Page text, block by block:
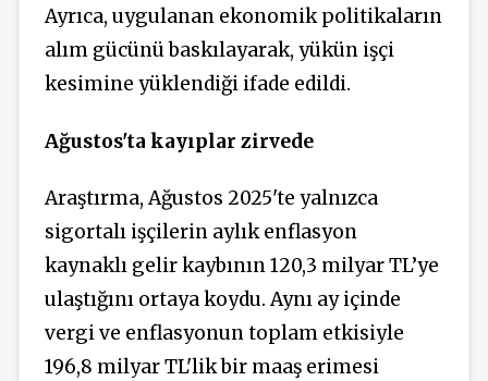
Ayrıca, uygulanan ekonomik politikaların
alım gücünü baskılayarak, yükün işçi
kesimine yüklendiği ifade edildi.
Ağustos'ta kayıplar zirvede
Araştırma, Ağustos 2025'te yalnızca
sigortalı işçilerin aylık enflasyon
kaynaklı gelir kaybının 120,3 milyar TL’ye
ulaştığını ortaya koydu. Aynı ay içinde
vergi ve enflasyonun toplam etkisiyle
196,8 milyar TL'lik bir maaş erimesi